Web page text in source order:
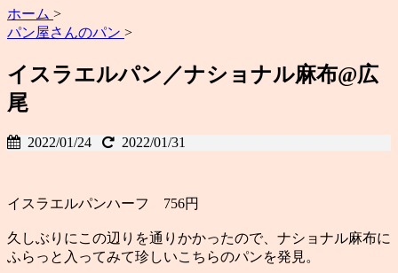
ホーム >
パン屋さんのパン >
イスラエルパン／ナショナル麻布@広
尾
2022/01/24 2022/01/31
イスラエルパンハーフ 756円
久しぶりにこの辺りを通りかかったので、ナショナル麻布に
ふらっと入ってみて珍しいこちらのパンを発見。